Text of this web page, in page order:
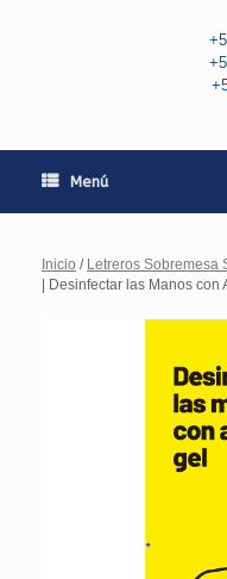
Menú
Inicio / Letreros Sobremesa
| Desinfectar las Manos con